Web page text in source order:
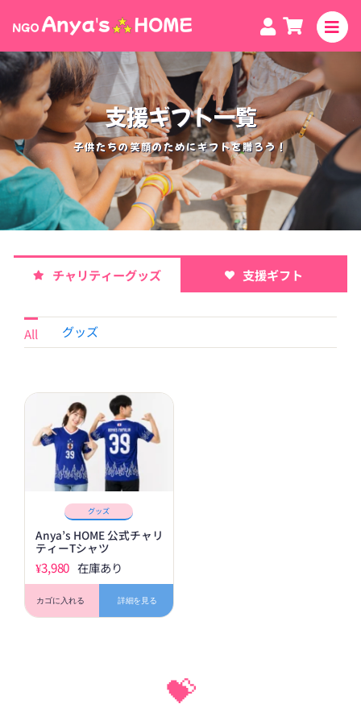
content
支援ギフト一覧
子供たちの笑顔のためにギフトを贈ろう！
チャリティーグッズ 支援ギフト
All グッズ
グッズ
Anya’s HOME 公式チャリ
ティーTシャツ
¥3,980 在庫あり
カゴに入れる 詳細を見る
💝